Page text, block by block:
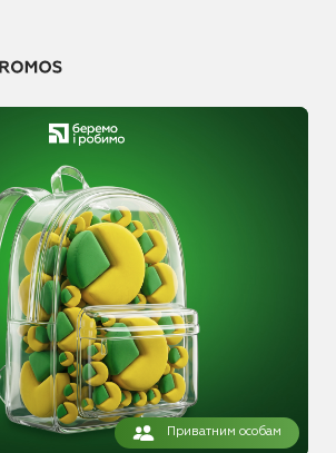
Приватним особам